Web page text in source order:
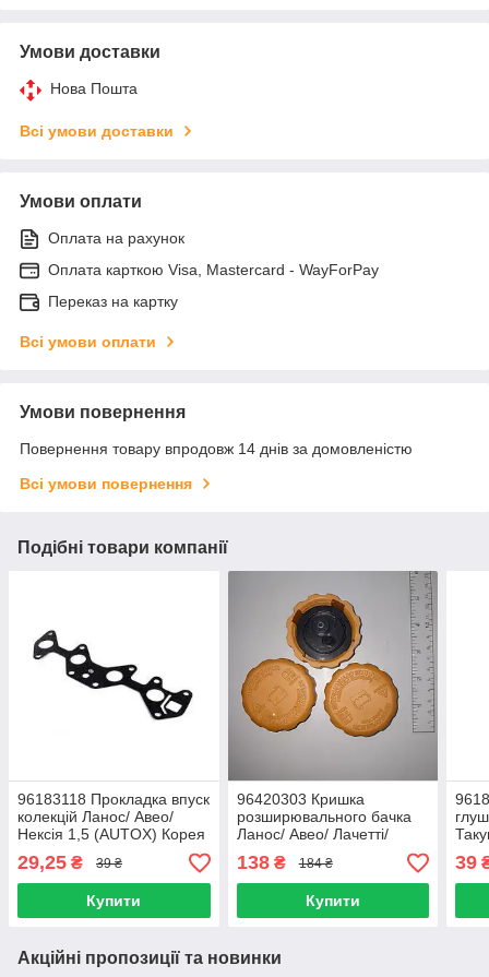
Умови доставки
Нова Пошта
Всі умови доставки
Умови оплати
Оплата на рахунок
Оплата карткою Visa, Mastercard - WayForPay
Переказ на картку
Всі умови оплати
Умови повернення
Повернення товару впродовж 14 днів за домовленістю
Всі умови повернення
Подібні товари компанії
96183118 Прокладка впуск
колекцій Ланос/ Авео/
Нексія 1,5 (AUTOX) Корея
96143564
29,25 ₴ 39 ₴
Купити
96420303 Кришка
розширювального бачка
Ланос/ Авео/ Лачетті/
Епіка/ Еванда/ Такума/
Матиз( ориг) Корея
138₴ 184 ₴
Купити
39
Акційні пропозиції та новинки